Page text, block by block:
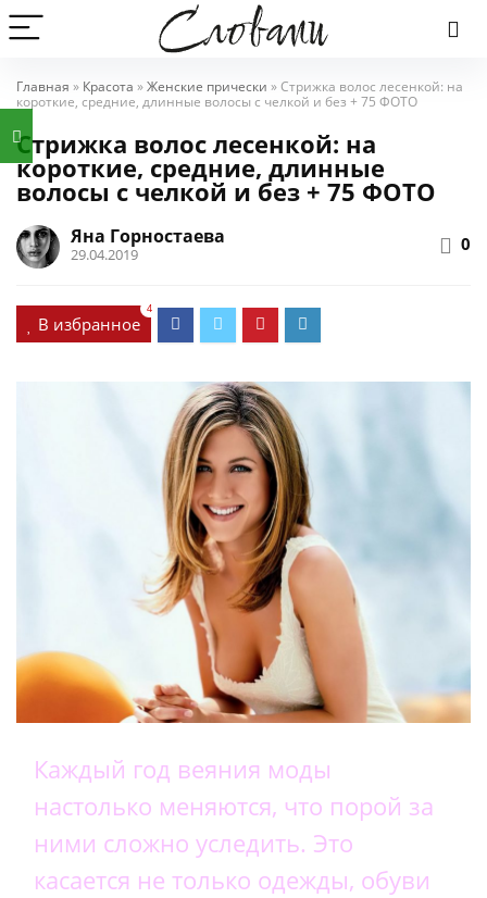
Главная » Красота »Женские прически »Стрижка волос лесенкой: на
короткие, средние, длинные волосы с челкой и без + 75 ФОТО
Стрижка волос лесенкой: на
короткие, средние, длинные
волосы с челкой и без + 75 ФОТО
Яна Горностаева
29.04.2019 0
В избранное
4
Каждый год веяния моды
настолько меняются, что порой за
ними сложно уследить. Это
касается не только одежды, обуви